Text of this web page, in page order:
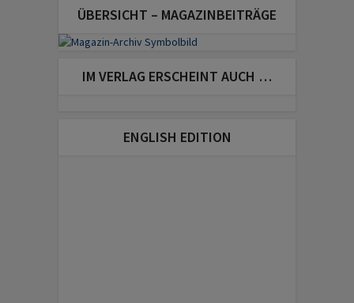
ÜBERSICHT – MAGAZINBEITRÄGE
IM VERLAG ERSCHEINT AUCH …
ENGLISH EDITION